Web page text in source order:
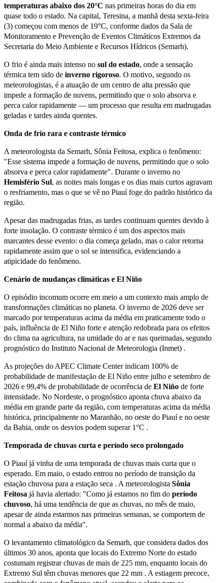
temperaturas abaixo dos 20°C nas primeiras horas do dia em
quase todo o estado. Na capital, Teresina, a manhã desta sexta-feira
(3) começou com menos de 19°C, conforme dados da Sala de
Monitoramento e Prevenção de Eventos Climáticos Extremos da
Secretaria do Meio Ambiente e Recursos Hídricos (Semarh).
O frio é ainda mais intenso no sul do estado, onde a sensação
térmica tem sido de inverno rigoroso. O motivo, segundo os
meteorologistas, é a atuação de um centro de alta pressão que
impede a formação de nuvens, permitindo que o solo absorva e
perca calor rapidamente — um processo que resulta em madrugadas
geladas e tardes ainda quentes.
Onda de frio rara e contraste térmico
A meteorologista da Semarh, Sônia Feitosa, explica o fenômeno:
"Esse sistema impede a formação de nuvens, permitindo que o solo
absorva e perca calor rapidamente". Durante o inverno no
Hemisfério Sul, as noites mais longas e os dias mais curtos agravam
o resfriamento, mas o que se vê no Piauí foge do padrão histórico da
região.
Apesar das madrugadas frias, as tardes continuam quentes devido à
forte insolação. O contraste térmico é um dos aspectos mais
marcantes desse evento: o dia começa gelado, mas o calor retorna
rapidamente assim que o sol se intensifica, evidenciando a
atipicidade do fenômeno.
Cenário de mudanças climáticas e El Niño
O episódio incomum ocorre em meio a um contexto mais amplo de
transformações climáticas no planeta. O inverno de 2026 deve ser
marcado por temperaturas acima da média em praticamente todo o
país, influência de El Niño forte e atenção redobrada para os efeitos
do clima na agricultura, na umidade do ar e nas queimadas, segundo
prognóstico do Instituto Nacional de Meteorologia (Inmet) .
As projeções do APEC Climate Center indicam 100% de
probabilidade de manifestação de El Niño entre julho e setembro de
2026 e 99,4% de probabilidade de ocorrência de El Niño de forte
intensidade. No Nordeste, o prognóstico aponta chuva abaixo da
média em grande parte da região, com temperaturas acima da média
histórica, principalmente no Maranhão, no oeste do Piauí e no oeste
da Bahia, onde os desvios podem superar 1°C .
Temporada de chuvas curta e período seco prolongado
O Piauí já vinha de uma temporada de chuvas mais curta que o
esperado. Em maio, o estado entrou no período de transição da
estação chuvosa para a estação seca . A meteorologista Sônia
Feitosa já havia alertado: "Como já estamos no fim do período
chuvoso, há uma tendência de que as chuvas, no mês de maio,
apesar de ainda estarmos nas primeiras semanas, se comportem de
normal a abaixo da média".
O levantamento climatológico da Semarh, que considera dados dos
últimos 30 anos, aponta que locais do Extremo Norte do estado
costumam registrar chuvas de mais de 225 mm, enquanto locais do
Extremo Sul têm chuvas menores que 22 mm . A estiagem precoce,